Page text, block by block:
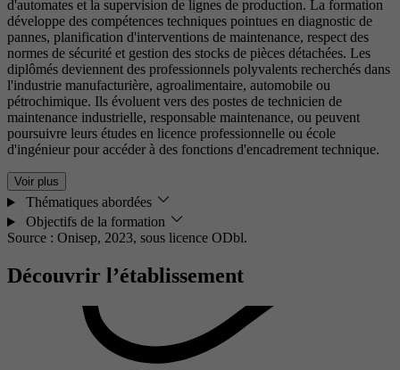
d'automates et la supervision de lignes de production. La formation
développe des compétences techniques pointues en diagnostic de
pannes, planification d'interventions de maintenance, respect des
normes de sécurité et gestion des stocks de pièces détachées. Les
diplômés deviennent des professionnels polyvalents recherchés dans
l'industrie manufacturière, agroalimentaire, automobile ou
pétrochimique. Ils évoluent vers des postes de technicien de
maintenance industrielle, responsable maintenance, ou peuvent
poursuivre leurs études en licence professionnelle ou école
d'ingénieur pour accéder à des fonctions d'encadrement technique.
Voir plus
Thématiques abordées
Objectifs de la formation
Source : Onisep, 2023, sous licence ODbl.
Découvrir l’établissement